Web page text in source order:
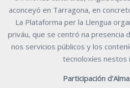
aconceyó en Tarragona, en
La Plataforma per la Llengua
priváu, que se centró na presencia
nos servicios públicos y los
tecnoloxíes nestos
Participación